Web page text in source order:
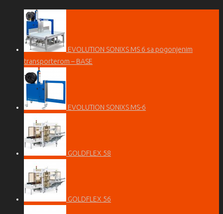
EVOLUTION SONIXS MS 6 sa pogonjenim
transporterom – BASE
EVOLUTION SONIXS MS-6
GOLDFLEX 58
GOLDFLEX 56